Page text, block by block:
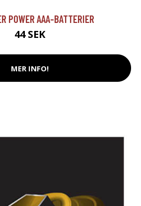
POWER AAA-BATTERIER
44 SEK
MER INFO!